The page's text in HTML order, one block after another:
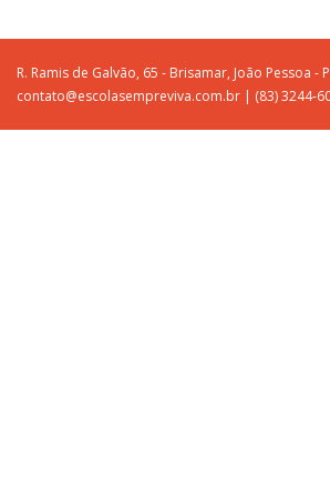
R. Ramis de Galvão, 65 - Brisamar, João Pessoa -
contato@escolasempreviva.com.br | (83) 3244-